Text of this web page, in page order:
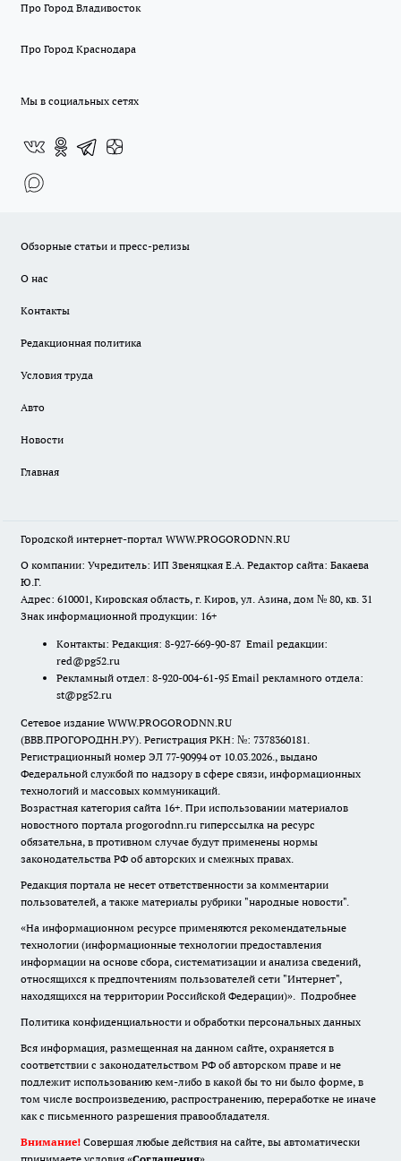
Про Город Владивосток
Про Город Краснодара
Мы в социальных сетях
Обзорные статьи и пресс-релизы
О нас
Контакты
Редакционная политика
Условия труда
Авто
Новости
Главная
Городской интернет-портал WWW.PROGORODNN.RU
О компании: Учредитель: ИП Звеняцкая Е.А. Редактор сайта: Бакаева
Ю.Г.
Адрес: 610001, Кировская область, г. Киров, ул. Азина, дом № 80, кв. 31
Знак информационной продукции: 16+
Контакты: Редакция: 8-927-669-90-87 Email редакции:
red@pg52.ru
Рекламный отдел: 8-920-004-61-95 Email рекламного отдела:
st@pg52.ru
Сетевое издание WWW.PROGORODNN.RU
(ВВВ.ПРОГОРОДНН.РУ). Регистрация РКН: №: 7378360181.
Регистрационный номер ЭЛ 77-90994 от 10.03.2026., выдано
Федеральной службой по надзору в сфере связи, информационных
технологий и массовых коммуникаций.
Возрастная категория сайта 16+. При использовании материалов
новостного портала progorodnn.ru гиперссылка на ресурс
обязательна, в противном случае будут применены нормы
законодательства РФ об авторских и смежных правах.
Редакция портала не несет ответственности за комментарии
пользователей, а также материалы рубрики "народные новости".
«На информационном ресурсе применяются рекомендательные
технологии (информационные технологии предоставления
информации на основе сбора, систематизации и анализа сведений,
относящихся к предпочтениям пользователей сети "Интернет",
находящихся на территории Российской Федерации)». Подробнее
Политика конфиденциальности и обработки персональных данных
Вся информация, размещенная на данном сайте, охраняется в
соответствии с законодательством РФ об авторском праве и не
подлежит использованию кем-либо в какой бы то ни было форме, в
том числе воспроизведению, распространению, переработке не иначе
как с письменного разрешения правообладателя.
Внимание! Совершая любые действия на сайте, вы автоматически